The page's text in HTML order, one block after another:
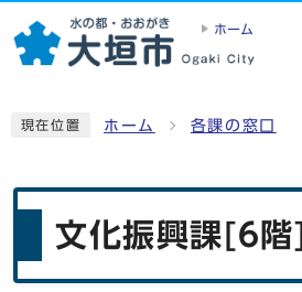
ホーム
現在位置 ホーム 各課の窓口
文化振興課[6階]